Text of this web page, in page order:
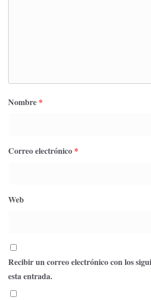
Nombre *
Correo electrónico *
Web
Recibir un correo electrónico con los
esta entrada.